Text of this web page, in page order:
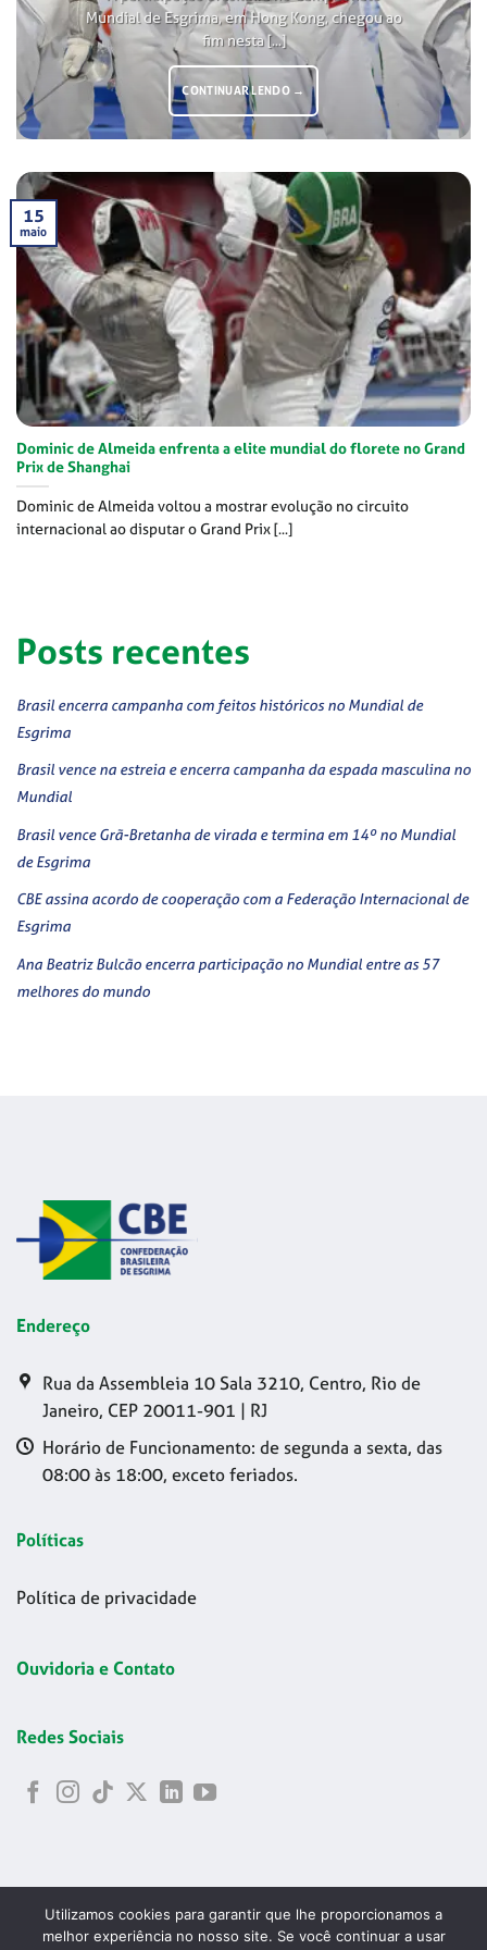
Mundial de Esgrima, em Hong Kong, chegou ao
fim nesta [...]
CONTINUAR LENDO →
Dominic de Almeida enfrenta a elite mundial do florete no Grand
Prix de Shanghai
Dominic de Almeida voltou a mostrar evolução no circuito
internacional ao disputar o Grand Prix [...]
15
maio
Posts recentes
Brasil encerra campanha com feitos históricos no Mundial de
Esgrima
Brasil vence na estreia e encerra campanha da espada masculina no
Mundial
Brasil vence Grã-Bretanha de virada e termina em 14º no Mundial
de Esgrima
CBE assina acordo de cooperação com a Federação Internacional de
Esgrima
Ana Beatriz Bulcão encerra participação no Mundial entre as 57
melhores do mundo
Endereço
Rua da Assembleia 10 Sala 3210, Centro, Rio de
Janeiro, CEP 20011-901 | RJ
Horário de Funcionamento: de segunda a sexta, das
08:00 às 18:00, exceto feriados.
Políticas
Política de privacidade
Ouvidoria e Contato
Redes Sociais
Utilizamos cookies para garantir que lhe proporcionamos a
melhor experiência no nosso site. Se você continuar a usar